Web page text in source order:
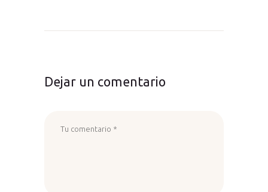
Dejar un comentario